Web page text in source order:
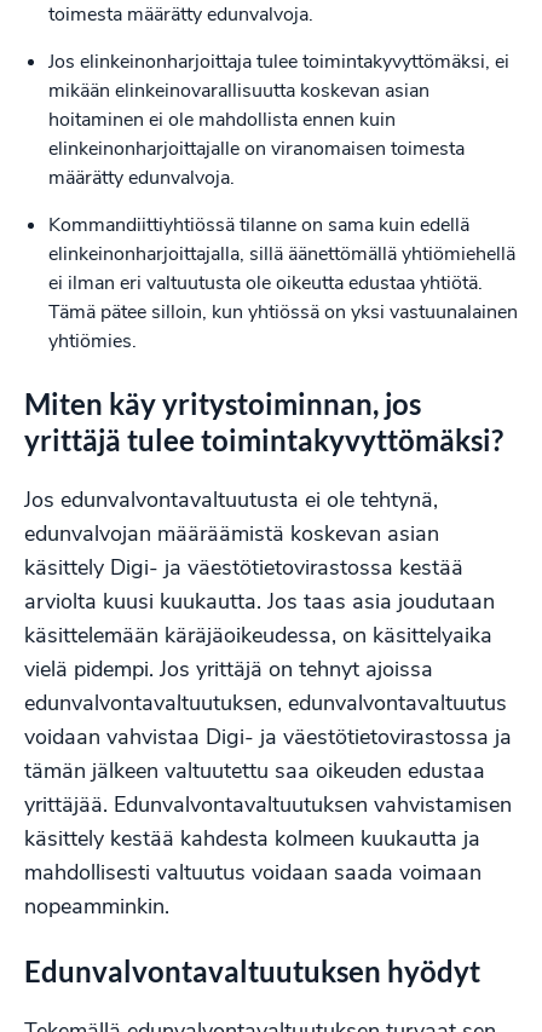
toimesta määrätty edunvalvoja.
Jos elinkeinonharjoittaja tulee toimintakyvyttömäksi, ei
mikään elinkeinovarallisuutta koskevan asian
hoitaminen ei ole mahdollista ennen kuin
elinkeinonharjoittajalle on viranomaisen toimesta
määrätty edunvalvoja.
Kommandiittiyhtiössä tilanne on sama kuin edellä
elinkeinonharjoittajalla, sillä äänettömällä yhtiömiehellä
ei ilman eri valtuutusta ole oikeutta edustaa yhtiötä.
Tämä pätee silloin, kun yhtiössä on yksi vastuunalainen
yhtiömies.
Miten käy yritystoiminnan, jos
yrittäjä tulee toimintakyvyttömäksi?
Jos edunvalvontavaltuutusta ei ole tehtynä,
edunvalvojan määräämistä koskevan asian
käsittely Digi- ja väestötietovirastossa kestää
arviolta kuusi kuukautta. Jos taas asia joudutaan
käsittelemään käräjäoikeudessa, on käsittelyaika
vielä pidempi. Jos yrittäjä on tehnyt ajoissa
edunvalvontavaltuutuksen, edunvalvontavaltuutus
voidaan vahvistaa Digi- ja väestötietovirastossa ja
tämän jälkeen valtuutettu saa oikeuden edustaa
yrittäjää. Edunvalvontavaltuutuksen vahvistamisen
käsittely kestää kahdesta kolmeen kuukautta ja
mahdollisesti valtuutus voidaan saada voimaan
nopeamminkin.
Edunvalvontavaltuutuksen hyödyt